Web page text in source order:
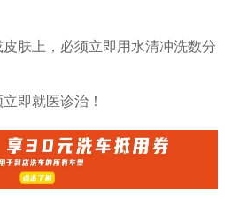
肤上，必须立即用水清冲洗数分
即就医诊治！